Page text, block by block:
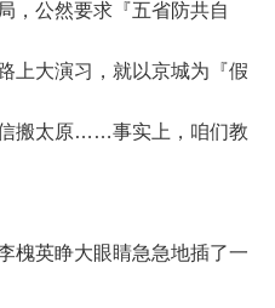
，公然要求『五省防共自
上大演习，就以京城为『假
搬太原……事实上，咱们教
英睁大眼睛急急地插了一